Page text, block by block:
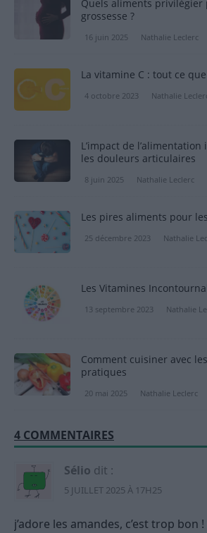
Quels aliments privilégier
grossesse ?
16 juin 2025 Nathalie Leclerc
La vitamine C : tout ce
4 octobre 2023 Nathalie
L’impact de
les douleurs articulaires
8 juin 2025 Nathalie Leclerc
Les pires aliments pour
25 décembre 2023 Nathalie
Les Vitamines
13 septembre 2023 Nathalie
Comment cuisiner avec
pratiques
20 mai 2025 Nathalie Leclerc
4 COMMENTAIRES
Sélio dit :
5 JUILLET 2025 À 17H25
j’adore les amandes, c’est trop bon